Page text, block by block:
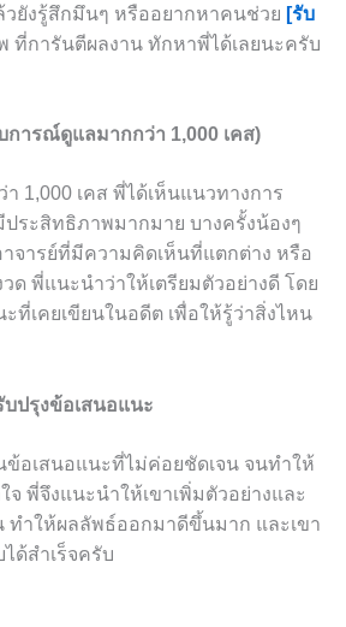
ยังรู้สึกมึนๆ หรืออยากหาคนช่วย [รับ
ที่การันตีผลงาน ทักหาพี่ได้เลยนะครับ
ารณ์ดูแลมากกว่า 1,000 เคส)
1,000 เคส พี่ได้เห็นแนวทางการ
ระสิทธิภาพมากมาย บางครั้งน้องๆ
จารย์ที่มีความคิดเห็นที่แตกต่าง หรือ
ด พี่แนะนำว่าให้เตรียมตัวอย่างดี โดย
ที่เคยเขียนในอดีต เพื่อให้รู้ว่าสิ่งไหน
ปรุงข้อเสนอแนะ
อเสนอแนะที่ไม่ค่อยชัดเจน จนทำให้
จ พี่จึงแนะนำให้เขาเพิ่มตัวอย่างและ
ทำให้ผลลัพธ์ออกมาดีขึ้นมาก และเขา
ด้สำเร็จครับ